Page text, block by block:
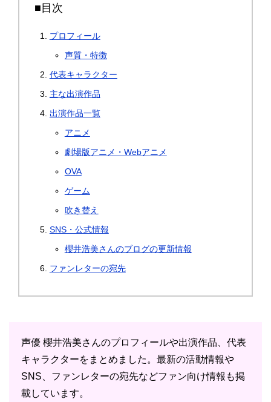
■目次
プロフィール
声質・特徴
代表キャラクター
主な出演作品
出演作品一覧
アニメ
劇場版アニメ・Webアニメ
OVA
ゲーム
吹き替え
SNS・公式情報
櫻井浩美さんのブログの更新情報
ファンレターの宛先
声優 櫻井浩美さんのプロフィールや出演作品、代表
キャラクターをまとめました。最新の活動情報や
SNS、ファンレターの宛先などファン向け情報も掲
載しています。